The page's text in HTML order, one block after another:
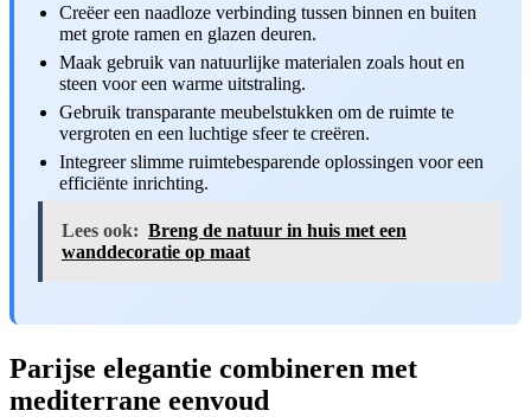
Creëer een naadloze verbinding tussen binnen en buiten
met grote ramen en glazen deuren.
Maak gebruik van natuurlijke materialen zoals hout en
steen voor een warme uitstraling.
Gebruik transparante meubelstukken om de ruimte te
vergroten en een luchtige sfeer te creëren.
Integreer slimme ruimtebesparende oplossingen voor een
efficiënte inrichting.
Lees ook: Breng de natuur in huis met een
wanddecoratie op maat
Parijse elegantie combineren met
mediterrane eenvoud